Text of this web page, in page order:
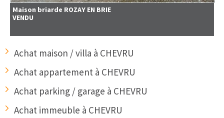
Maison briarde ROZAY EN BRIE
VENDU
Achat maison / villa à CHEVRU
Achat appartement à CHEVRU
Achat parking / garage à CHEVRU
Achat immeuble à CHEVRU